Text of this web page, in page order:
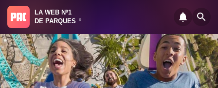
LA WEB Nº1
DE PARQUES
®